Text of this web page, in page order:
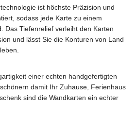
ist höchste Präzision und
sodass jede Karte zu einem
Das Tiefenrelief verleiht den Karten
und lässt Sie die Konturen von Land
einer echten handgefertigten
damit Ihr Zuhause, Ferienhaus
sind die Wandkarten ein echter